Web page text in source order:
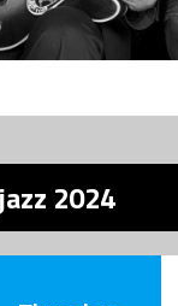
2024